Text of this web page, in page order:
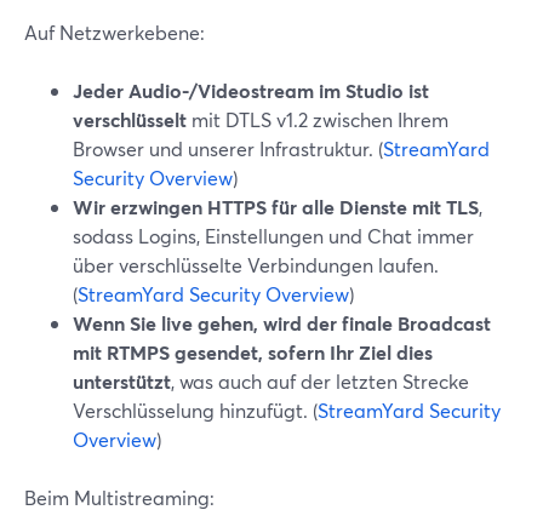
Auf Netzwerkebene:
Jeder Audio-/Videostream im Studio ist
verschlüsselt mit DTLS v1.2 zwischen Ihrem
Browser und unserer Infrastruktur. (StreamYard
Security Overview)
Wir erzwingen HTTPS für alle Dienste mit TLS,
sodass Logins, Einstellungen und Chat immer
über verschlüsselte Verbindungen laufen.
(StreamYard Security Overview)
Wenn Sie live gehen, wird der finale Broadcast
mit RTMPS gesendet, sofern Ihr Ziel dies
unterstützt, was auch auf der letzten Strecke
Verschlüsselung hinzufügt. (StreamYard Security
Overview)
Beim Multistreaming: